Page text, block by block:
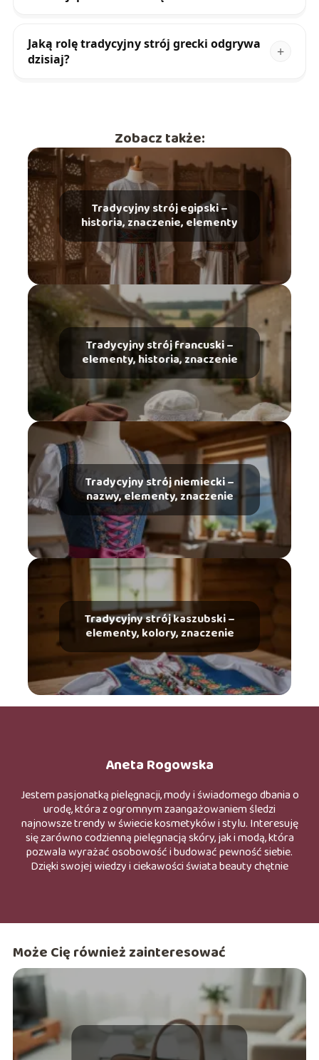
Jaką rolę tradycyjny strój grecki odgrywa
dzisiaj?
Zobacz także:
Tradycyjny strój egipski –
historia, znaczenie, elementy
Tradycyjny strój francuski –
elementy, historia, znaczenie
Tradycyjny strój niemiecki –
nazwy, elementy, znaczenie
Tradycyjny strój kaszubski –
elementy, kolory, znaczenie
Aneta Rogowska
Jestem pasjonatką pielęgnacji, mody i świadomego dbania o
urodę, która z ogromnym zaangażowaniem śledzi
najnowsze trendy w świecie kosmetyków i stylu. Interesuję
się zarówno codzienną pielęgnacją skóry, jak i modą, która
pozwala wyrażać osobowość i budować pewność siebie.
Dzięki swojej wiedzy i ciekawości świata beauty chętnie
oraz stylu, wierząc, że odpowiednio dobrane kosmetyki i
trendami, ale jednocześnie promuje wygodę, naturalność i
autentyczność. W wolnym czasie lubię testować nowe
kosmetyki, śledzić nowinki ze świata mody oraz dzielić się
inspiracjami związanymi z urodą i stylem życia.
Może Cię również zainteresować